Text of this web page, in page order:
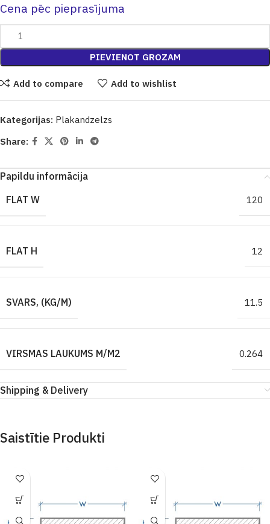
Cena pēc pieprasījuma
PIEVIENOT GROZAM
Add to compare Add to wishlist
Kategorijas: Plakandzelzs
Share:
Papildu informācija
FLAT W
120
FLAT H 12
SVARS, (KG/M) 11.5
VIRSMAS LAUKUMS M/M2 0.264
Shipping & Delivery
Saistītie Produkti